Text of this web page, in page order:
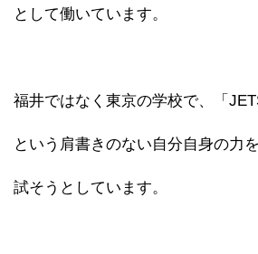
として働いています。
福井ではなく東京の学校で、「
という肩書きのない自分自身の力を
試そうとしています。